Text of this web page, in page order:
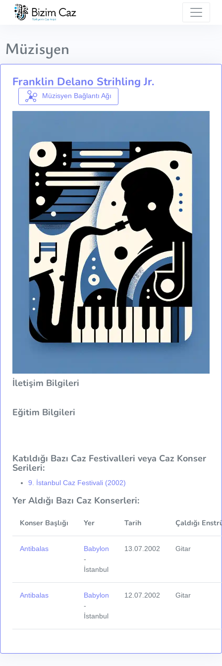
Müzisyen
Franklin Delano Strihling Jr.
Müzisyen Bağlantı Ağı
İletişim Bilgileri
Eğitim Bilgileri
Katıldığı Bazı Caz Festivalleri veya Caz Konser
Serileri:
9. İstanbul Caz Festivali (2002)
Yer Aldığı Bazı Caz Konserleri:
Konser Başlığı Yer Tarih Çaldığı
Antibalas
Babylon
-
İstanbul
13.07.2002 Gitar
Antibalas
Babylon
-
İstanbul
12.07.2002 Gitar